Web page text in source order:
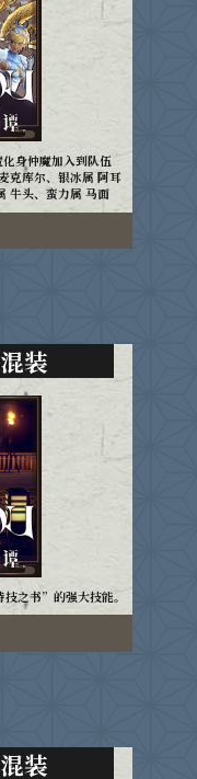
身仲魔加入到队伍
克库尔、银冰属 阿耳
牛头、蛮力属 马面
装
之书”的强大技能。
装